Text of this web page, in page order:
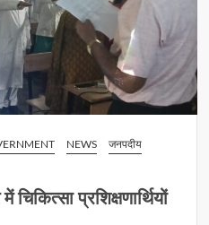
NEWS
जनपदीय
प्रशिक्षणार्थियों